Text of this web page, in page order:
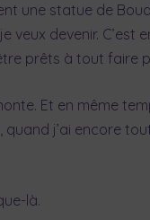
une statue de
veux devenir.
prêts à tout faire
Et en même
j’ai encore
là.